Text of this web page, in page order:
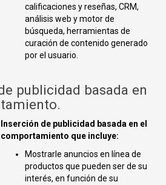
calificaciones y reseñas, CRM,
análisis web y motor de
búsqueda, herramientas de
curación de contenido generado
por el usuario.
publicidad basada en
Inserción de publicidad basada en el
comportamiento que incluye:
Mostrarle anuncios en línea de
productos que pueden ser de su
interés, en función de su